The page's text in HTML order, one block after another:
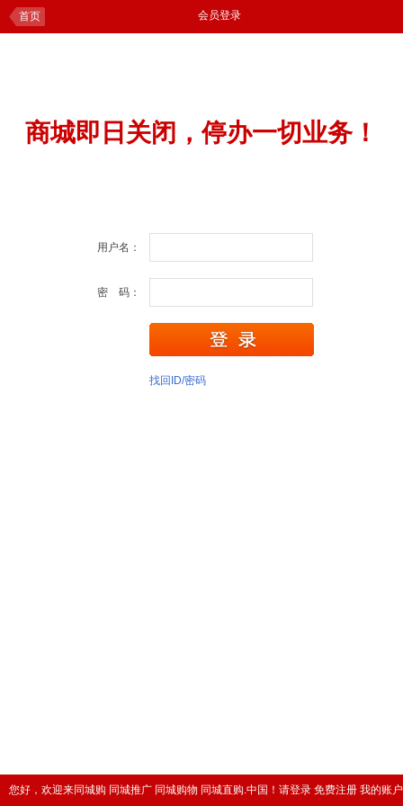
您好，欢迎来同城购 同城推广 同城购物 同城直购.中国！ 请登录 免费注册 我的账户
首页 会员登录
商城即日关闭，停办一切业务！
用户名：
密 码：
找回ID/密码